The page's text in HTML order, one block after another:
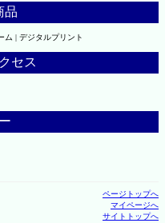
品
ム | デジタルプリント
セス
ページトップへ
マイページへ
サイトトップへ